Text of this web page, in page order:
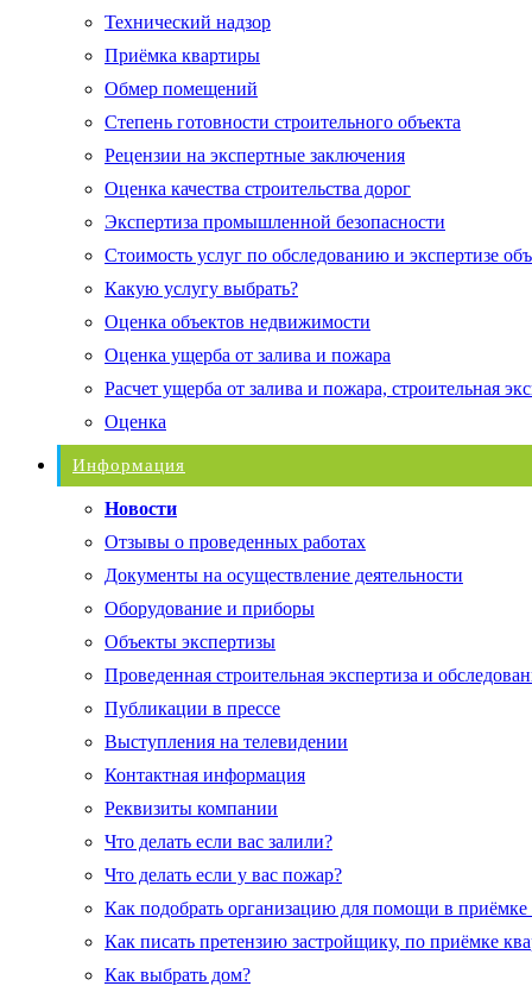
Технический надзор
Приёмка квартиры
Обмер помещений
Степень готовности строительного объекта
Рецензии на экспертные заключения
Оценка качества строительства дорог
Экспертиза промышленной безопасности
Стоимость услуг по обследованию и экспертизе
Какую услугу выбрать?
Оценка объектов недвижимости
Оценка ущерба от залива и пожара
Расчет ущерба от залива и пожара, строительная
Оценка
Информация
Новости
Отзывы о проведенных работах
Документы на осуществление деятельности
Оборудование и приборы
Объекты экспертизы
Проведенная строительная экспертиза и
Публикации в прессе
Выступления на телевидении
Контактная информация
Реквизиты компании
Что делать если вас залили?
Что делать если у вас пожар?
Как подобрать организацию для помощи в приёмке
Как писать претензию застройщику, по приёмке
Как выбрать дом?